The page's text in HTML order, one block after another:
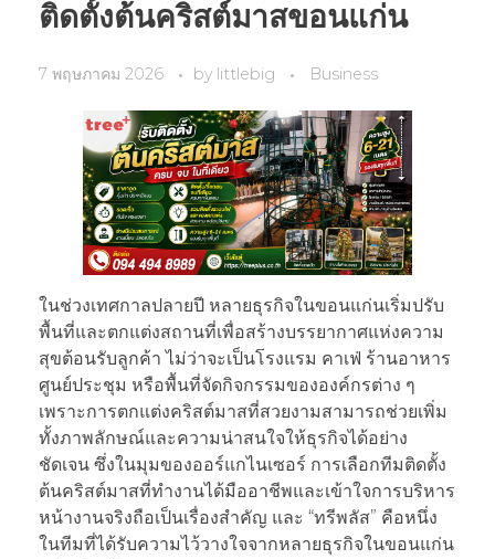
ติดตั้งต้นคริสต์มาสขอนแก่น
7 พฤษภาคม 2026 by littlebig Business
ในช่วงเทศกาลปลายปี หลายธุรกิจในขอนแก่นเริ่มปรับ
พื้นที่และตกแต่งสถานที่เพื่อสร้างบรรยากาศแห่งความ
สุขต้อนรับลูกค้า ไม่ว่าจะเป็นโรงแรม คาเฟ่ ร้านอาหาร
ศูนย์ประชุม หรือพื้นที่จัดกิจกรรมขององค์กรต่าง ๆ
เพราะการตกแต่งคริสต์มาสที่สวยงามสามารถช่วยเพิ่ม
ทั้งภาพลักษณ์และความน่าสนใจให้ธุรกิจได้อย่าง
ชัดเจน ซึ่งในมุมของออร์แกไนเซอร์ การเลือกทีมติดตั้ง
ต้นคริสต์มาสที่ทำงานได้มืออาชีพและเข้าใจการบริหาร
หน้างานจริงถือเป็นเรื่องสำคัญ และ “ทรีพลัส” คือหนึ่ง
ในทีมที่ได้รับความไว้วางใจจากหลายธุรกิจในขอนแก่น